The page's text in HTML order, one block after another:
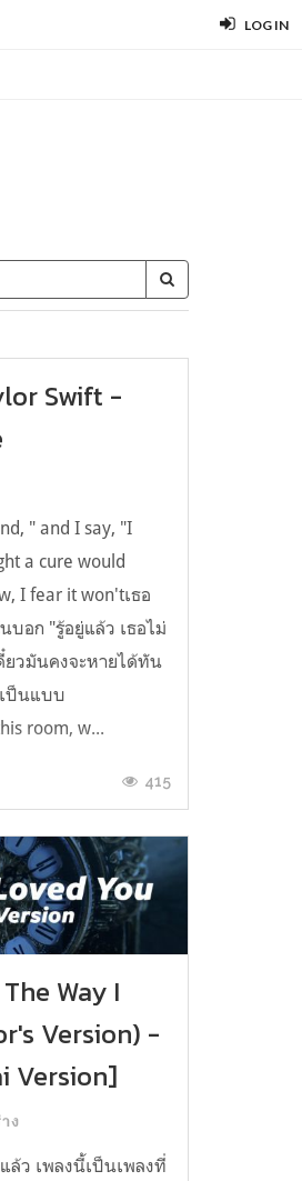
LOG IN
Swift -
" and I say, "I
a cure would
I fear it won'tเธอ
บอก "รู้อยู่แล้ว เธอไม่
ยวมันคงจะหายได้ทัน
ป็นแบบ
room, w...
415
Way I
Version) -
Version]
ง
ล้ว เพลงนี้เป็นเพลงที่